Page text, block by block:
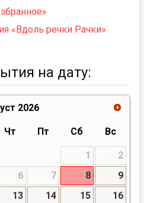
«Вдоль речки Рачки»
на дату:
2026
Чт Пт Сб Вс
1
2
6 7 8
9
13 14 15
16